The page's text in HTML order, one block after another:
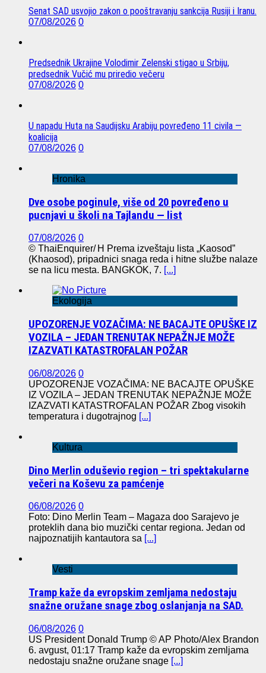
Senat SAD usvojio zakon o pooštravanju sankcija Rusiji i Iranu.
07/08/2026 0
Predsednik Ukrajine Volodimir Zelenski stigao u Srbiju,
predsednik Vučić mu priredio večeru
07/08/2026 0
U napadu Huta na Saudijsku Arabiju povređeno 11 civila —
koalicija
07/08/2026 0
Hronika
Dve osobe poginule, više od 20 povređeno u
pucnjavi u školi na Tajlandu — list
07/08/2026 0
© ThaiEnquirer/ H Prema izveštaju lista „Kaosod”
(Khaosod), pripadnici snaga reda i hitne službe nalaze
se na licu mesta. BANGKOK, 7. [...]
Ekologija
UPOZORENJE VOZAČIMA: NE BACAJTE OPUŠKE IZ
VOZILA – JEDAN TRENUTAK NEPAŽNJE MOŽE
IZAZVATI KATASTROFALAN POŽAR
06/08/2026 0
UPOZORENJE VOZAČIMA: NE BACAJTE OPUŠKE
IZ VOZILA – JEDAN TRENUTAK NEPAŽNJE MOŽE
IZAZVATI KATASTROFALAN POŽAR Zbog visokih
temperatura i dugotrajnog [...]
Kultura
Dino Merlin oduševio region – tri spektakularne
večeri na Koševu za pamćenje
06/08/2026 0
Foto: Dino Merlin Team – Magaza doo Sarajevo je
proteklih dana bio muzički centar regiona. Jedan od
najpoznatijih kantautora sa [...]
Vesti
Tramp kaže da evropskim zemljama nedostaju
snažne oružane snage zbog oslanjanja na SAD.
06/08/2026 0
US President Donald Trump © AP Photo/Alex Brandon
6. avgust, 01:17 Tramp kaže da evropskim zemljama
nedostaju snažne oružane snage [...]